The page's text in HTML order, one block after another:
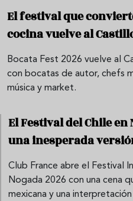
El festival que
cocina vuelve al
Bocata Fest 2026 vuelve al
con bocatas de autor, chefs
música y market.
El Festival del Chile
una inesperada
Club France abre el Festival
Nogada 2026 con una cena
mexicana y una